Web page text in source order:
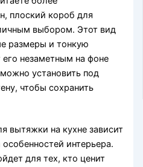
плоский короб для
выбором. Этот вид
размеры и тонкую
незаметным на фоне
установить под
чтобы сохранить
вытяжки на кухне зависит
интерьера.
для тех, кто ценит